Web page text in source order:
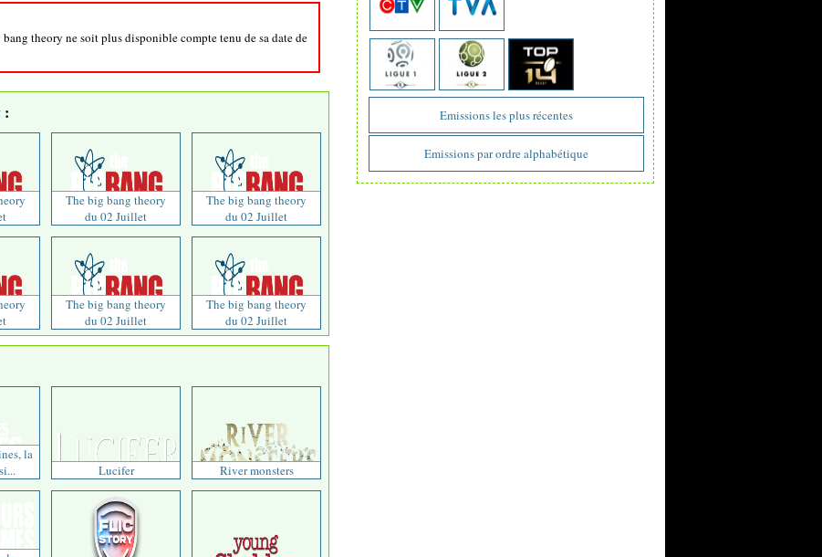
Emissions les plus récentes
Emissions par ordre alphabétique
theory ne soit plus disponible compte tenu de sa date de
:
The big bang theory
du 02 Juillet
The big bang theory
du 02 Juillet
The big bang theory
du 02 Juillet
The big bang theory
du 02 Juillet
la
Lucifer River monsters